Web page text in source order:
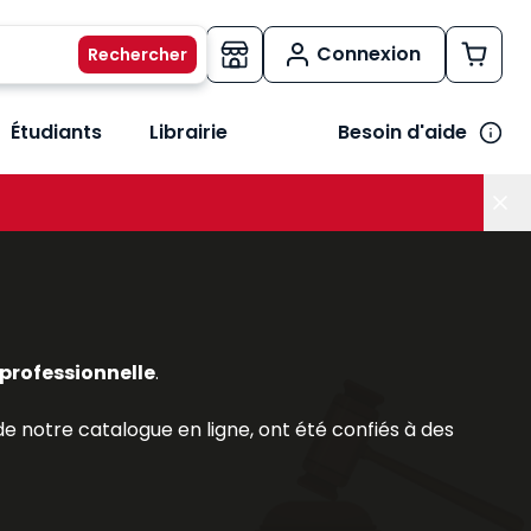
Connexion
métiers
le sous-menu Vos besoins
Étudiants Librairie Besoin d'aide
.
notre catalogue en ligne, ont été confiés à des